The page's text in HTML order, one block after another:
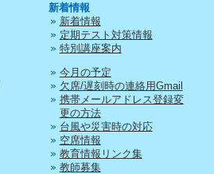
新着情報
新着情報
定期テスト対策情報
特別講座案内
今月の予定
欠席/遅刻時の連絡用Gmail
携帯メールアドレス登録変
更の方法
台風や災害時の対応
空席情報
教育情報リンク集
教師募集